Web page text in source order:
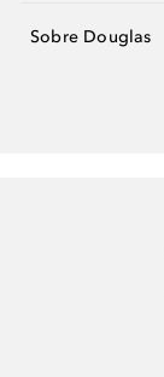
Sobre Douglas